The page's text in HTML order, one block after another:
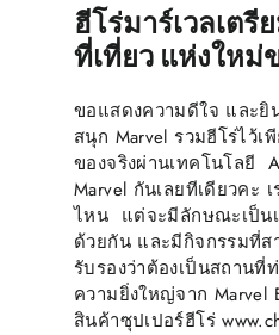
ฮีโร่มาร์เวลเต
ที่เที่ยว แห่งใหม่
ขอแสดงความดีใจ และยิ
สนุก Marvel รวมฮีโร่ไว้เ
ของจริงผ่านเทคโนโลยี
Marvel กันเลยทีเดียวคะ
ไหน แต่จะมีลักษณะเป็นเ
ด้วยกัน และมีกิจกรรมที่
รับรองว่าต้องเป็นสถาน
ความยิ่งใหญ่จาก
สินค้าซุปเปอร์ฮีโร่